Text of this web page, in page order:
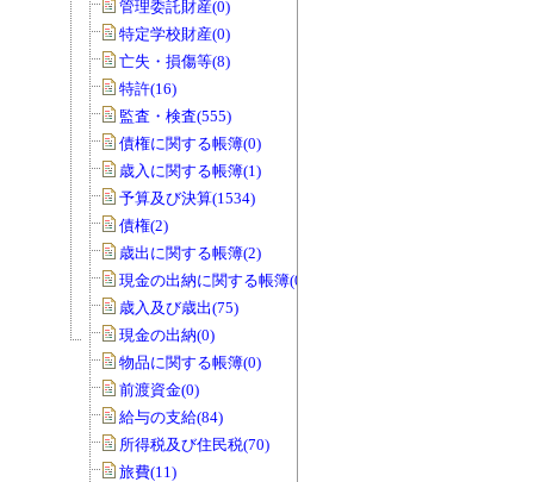
管理委託財産(0)
特定学校財産(0)
亡失・損傷等(8)
特許(16)
監査・検査(555)
債権に関する帳簿(0)
歳入に関する帳簿(1)
予算及び決算(1534)
債権(2)
歳出に関する帳簿(2)
現金の出納に関する帳簿(0)
歳入及び歳出(75)
現金の出納(0)
物品に関する帳簿(0)
前渡資金(0)
給与の支給(84)
所得税及び住民税(70)
旅費(11)